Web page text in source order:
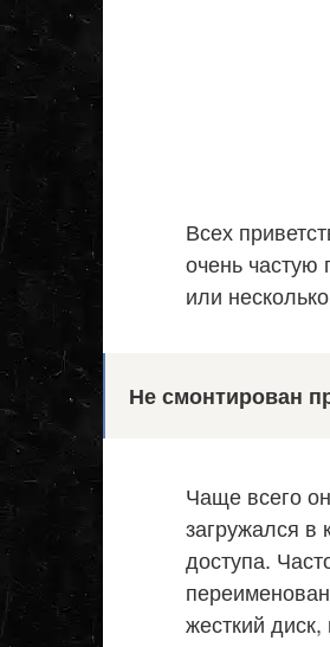
Всех
очень частую
или
Не смонтирован
Чаще всего
загружался в
доступа.
жесткий